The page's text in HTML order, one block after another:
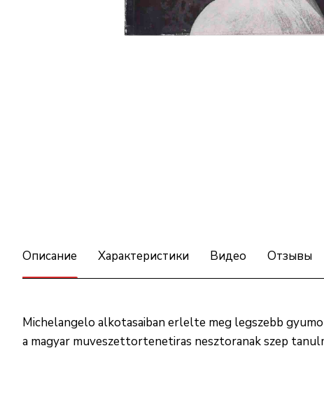
Описание Характеристики Видео Отзывы
Michelangelo alkotasaiban erlelte meg legszebb
a magyar muveszettortenetiras nesztoranak szep